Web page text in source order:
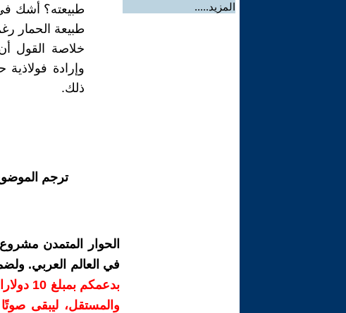
المزيد.....
طبيعته؟ أشك في
طبيعة الحمار
خلاصة القول
وإرادة
ذلك.
ترجم
الحوار المتمدن
في العالم العربي.
والمستقل، ليبقى